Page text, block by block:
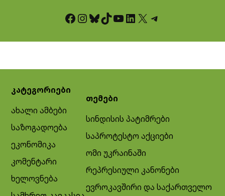
Facebook InstagramBluesky TikTok YouTube LinkedIn X Telegram
კატეგორიები
ახალი ამბები
საზოგადოება
ეკონომიკა
კომენტარი
ხელოვნება
თემები
სინდისის პატიმრები
საპროტესტო აქციები
ომი უკრაინაში
რეპრესიული კანონები
ევროკავშირი და საქართველო